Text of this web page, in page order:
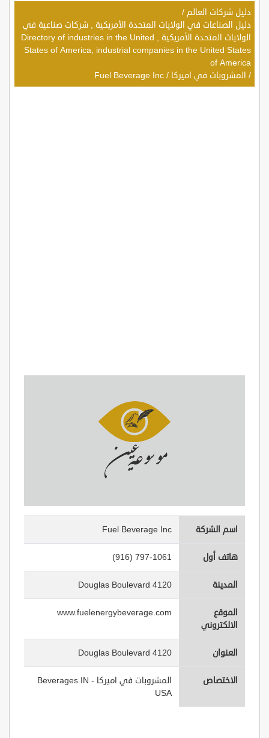
دليل شركات العالم /
دليل الصناعات في الولايات المتحدة الأمريكية , شركات صناعية في
الولايات المتحدة الأمريكية , Directory of industries in the United
States of America, industrial companies in the United States
of America
/ المشروبات في اميركا /
Fuel Beverage Inc
اسم الشركة Fuel Beverage Inc
هاتف أول (916) 797-1061
المدينة 4120 Douglas Boulevard
الموقع
الالكتروني
www.fuelenergybeverage.com
العنوان 4120 Douglas Boulevard
الاختصاص
المشروبات في اميركا - Beverages IN
USA